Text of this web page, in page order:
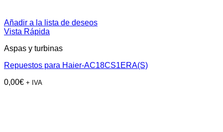
Añadir a la lista de deseos
Vista Rápida
Aspas y turbinas
Repuestos para Haier-AC18CS1ERA(S)
0,00€ + IVA